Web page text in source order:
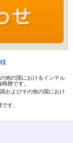
他の国におけるインテル
標です。
およびその他の国におけ
す。